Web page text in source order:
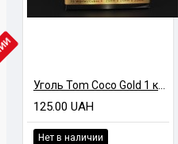
125.00 UAH
Нет в наличии